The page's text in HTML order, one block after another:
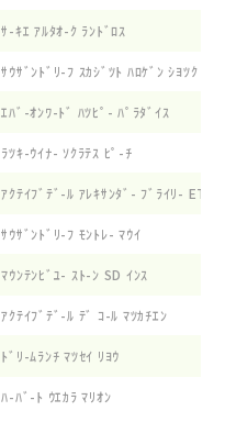
ｻ-ｷｴ ｱﾙﾀｵ-ｸ ﾗﾝﾄﾞﾛｽ
ｻｳｻﾞﾝﾄﾞﾘ-ﾌ ｽｶｼﾞﾂﾄ ﾊﾛｹﾞﾝ ｼﾖﾂｸ
ｴﾊﾞ-ｵﾝﾜ-ﾄﾞ ﾊﾂﾋﾟ- ﾊﾟﾗﾀﾞｲｽ
ﾗﾂｷ-ｳｲﾅ- ｿｸﾗﾃｽ ﾋﾟ-ﾁ
ｱｸﾃｲﾌﾞﾃﾞ-ﾙ ｱﾚｷｻﾝﾀﾞ- ﾌﾞﾗｲﾘ- ET
ｻｳｻﾞﾝﾄﾞﾘ-ﾌ ﾓﾝﾄﾚ- ﾏｳｲ
ﾏｳﾝﾃﾝﾋﾞﾕ- ｽﾄ-ﾝ SD ｲﾝｽ
ｱｸﾃｲﾌﾞﾃﾞ-ﾙ ﾃﾞ ｺ-ﾙ ﾏﾂｶﾁｴﾝ
ﾄﾞﾘ-ﾑﾗﾝﾁ ﾏﾂｾｲ ﾘﾖｳ
ﾊ-ﾊﾞ-ﾄ ｳｴｶﾗ ﾏﾘｵﾝ